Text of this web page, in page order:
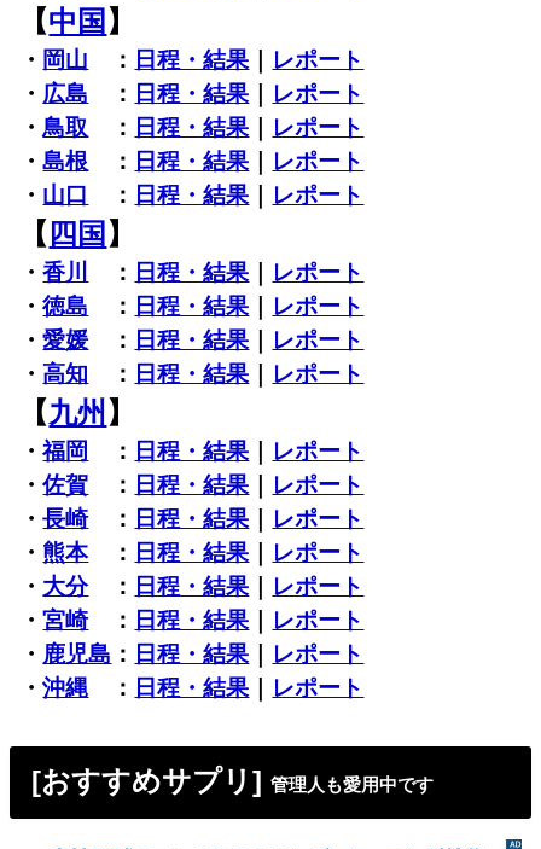
【中国 】
・ 岡山 ： 日程・結果
レポート
・ 広島 ： 日程・結果
レポート
・ 鳥取 ： 日程・結果
レポート
・島根 ： 日程・結果
レポート
・ 山口 ： 日程・結果 レポート
【 四国 】
・香川 ： 日程・結果
レポート
・徳島 ： 日程・結果
レポート
・愛媛 ： 日程・結果
レポート
・高知 ： 日程・結果 レポート
【九州 】
・福岡 ： 日程・結果
レポート
・佐賀 ： 日程・結果
レポート
・長崎： 日程・結果
レポート
・ 熊本： 日程・結果
レポート
・ 大分： 日程・結果
レポート
・宮崎： 日程・結果
レポート
・ 鹿児島 ： 日程・結果
レポート
・沖縄 ： 日程・結果 レポート
[おすすめサプリ]管理人も愛用中です